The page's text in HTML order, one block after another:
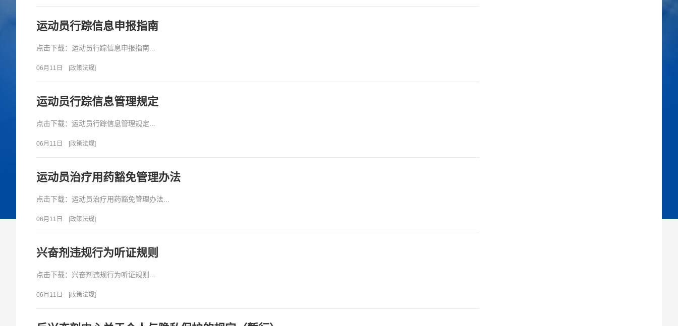
运动员行踪信息申报指南
点击下载：运动员行踪信息申报指南...
06月11日 [政策法规]
运动员行踪信息管理规定
点击下载：运动员行踪信息管理规定...
06月11日 [政策法规]
运动员治疗用药豁免管理办法
点击下载：运动员治疗用药豁免管理办法...
06月11日 [政策法规]
兴奋剂违规行为听证规则
点击下载：兴奋剂违规行为听证规则...
06月11日 [政策法规]